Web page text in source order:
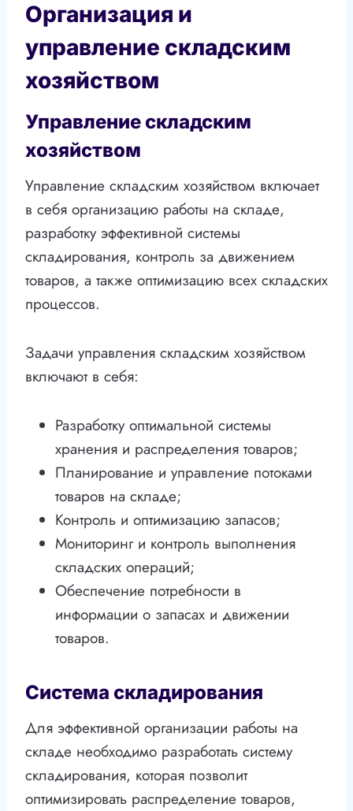
Организация и
управление складским
хозяйством
Управление складским
хозяйством
Управление складским хозяйством включает
в себя организацию работы на складе,
разработку эффективной системы
складирования, контроль за движением
товаров, а также оптимизацию всех складских
процессов.
Задачи управления складским хозяйством
включают в себя:
Разработку оптимальной системы
хранения и распределения товаров;
Планирование и управление потоками
товаров на складе;
Контроль и оптимизацию запасов;
Мониторинг и контроль выполнения
складских операций;
Обеспечение потребности в
информации о запасах и движении
товаров.
Система складирования
Для эффективной организации работы на
складе необходимо разработать систему
складирования, которая позволит
оптимизировать распределение товаров,